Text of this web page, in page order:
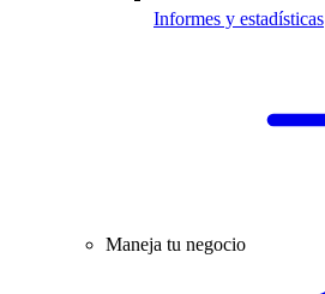
Informes y estadísticas
Maneja tu negocio